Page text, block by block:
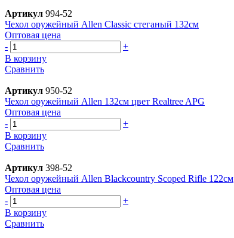
Артикул 994-52
Чехол оружейный Allen Classic стеганый 132см
Оптовая цена
-
+
В корзину
Сравнить
Артикул 950-52
Чехол оружейный Allen 132см цвет Realtree APG
Оптовая цена
-
+
В корзину
Сравнить
Артикул 398-52
Чехол оружейный Allen Blackcountry Scoped Rifle 122см
Оптовая цена
-
+
В корзину
Сравнить